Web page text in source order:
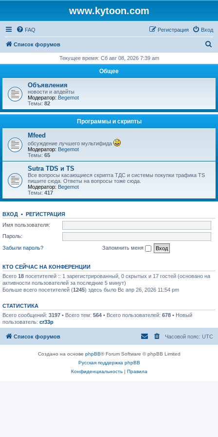
www.kytoon.com
FAQ Вход
Регистрация
Список форумов
с
Текущее время: Сб авг 08, 2026 7:39 am
Общее
Объявления
новости и апдейты
Модератор: Begemot
Темы: 82
Программы и скрипты
Mfeed
обсуждение лучшего мультифида
Модератор: Begemot
Темы: 65
Sutra TDS и TS
Все вопросы касающиеся скрипта ТДС и системы покупки трафика TS
пишите сюда. Ответы на вопросы тоже сюда.
Модератор: Begemot
Темы: 417
ВХОД • РЕГИСТРАЦИЯ
Имя пользователя:
Пароль:
Забыли пароль?
Запомнить меня
КТО СЕЙЧАС НА КОНФЕРЕНЦИИ
Всего 18 посетителей :: 1 зарегистрированный, 0 скрытых и 17 гостей (основано на
активности пользователей за последние 5 минут)
Больше всего посетителей (1245) здесь было Вс апр 26, 2026 11:54 pm
СТАТИСТИКА
Всего сообщений: 3197 • Всего тем: 564 • Всего пользователей: 678 • Новый
пользователь: cr33p
Список форумов Часовой пояс: UTC
Создано на основе phpBB® Forum Software © phpBB Limited
Русская поддержка phpBB
Конфиденциальность| Правила